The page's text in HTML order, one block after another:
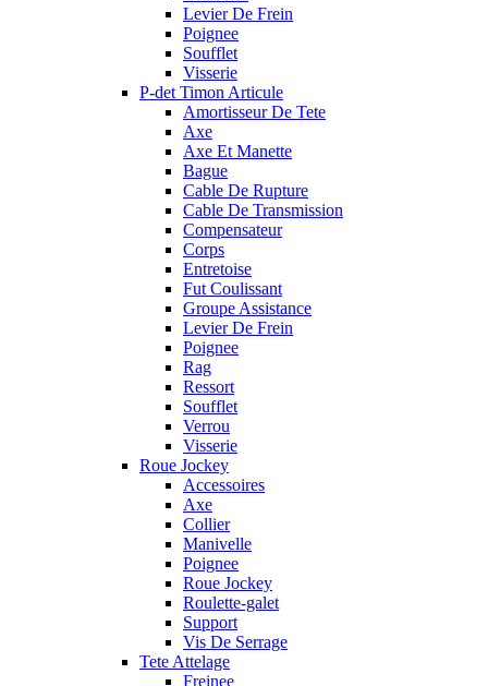
Levier De Frein
Poignee
Soufflet
Visserie
P-det Timon Articule
Amortisseur De Tete
Axe
Axe Et Manette
Bague
Cable De Rupture
Cable De Transmission
Compensateur
Corps
Entretoise
Fut Coulissant
Groupe Assistance
Levier De Frein
Poignee
Rag
Ressort
Soufflet
Verrou
Visserie
Roue Jockey
Accessoires
Axe
Collier
Manivelle
Poignee
Roue Jockey
Roulette-galet
Support
Vis De Serrage
Tete Attelage
Freinee